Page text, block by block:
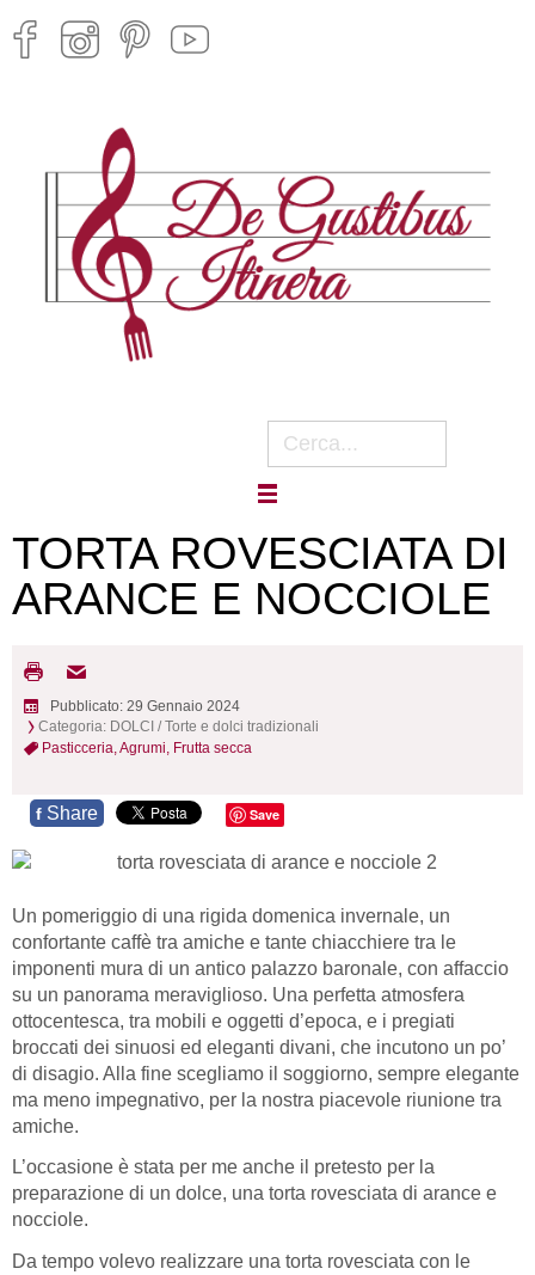
TORTA ROVESCIATA DI
ARANCE E NOCCIOLE
Pubblicato: 29 Gennaio 2024
Categoria: DOLCI /Torte e dolci tradizionali
Pasticceria,Agrumi, Frutta secca
f Share Save
Un pomeriggio di una rigida domenica invernale, un
confortante caffè tra amiche e tante chiacchiere tra le
imponenti mura di un antico palazzo baronale, con affaccio
su un panorama meraviglioso. Una perfetta atmosfera
ottocentesca, tra mobili e oggetti d’epoca, e i pregiati
broccati dei sinuosi ed eleganti divani, che incutono un po’
di disagio. Alla fine scegliamo il soggiorno, sempre elegante
ma meno impegnativo, per la nostra piacevole riunione tra
amiche.
L’occasione è stata per me anche il pretesto per la
preparazione di un dolce, una torta rovesciata di arance e
nocciole.
Da tempo volevo realizzare una torta rovesciata con le